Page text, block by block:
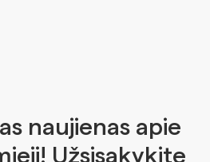
naujienas apie
Užsisakykite